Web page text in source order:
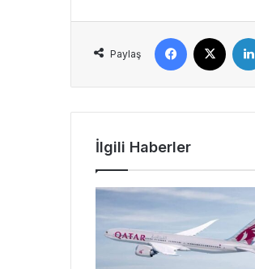
Paylaş
Facebook
İlgili Haberler